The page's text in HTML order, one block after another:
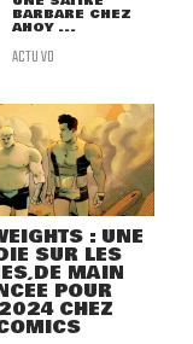
BARBARE CHEZ
AHOY ...
ACTU VO
: UNE
SUR LES
DE MAIN
POUR
CHEZ